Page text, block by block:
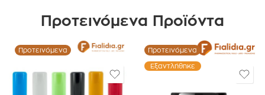
Προτεινόμενα Προϊόντα
Προτεινόμενα Προτεινόμενα
Εξαντλήθηκε